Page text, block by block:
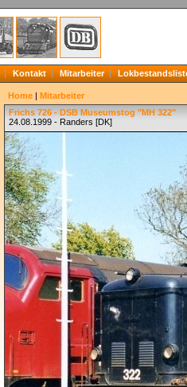
Kontakt Mitarbeiter
Home | Mitarbeiter
Frichs 726 - DSB Museumstog "MH 322"
24.08.1999 - Randers [DK]